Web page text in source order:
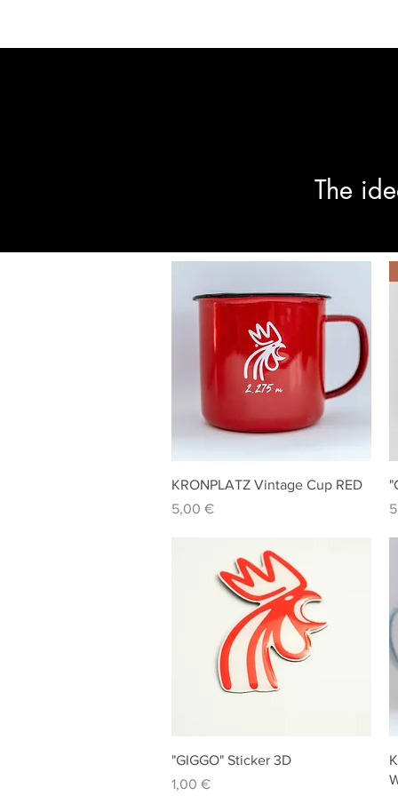
The
Schnellansicht
KRONPLATZ Vintage Cup RED
Preis
5,00 €
Schnellansicht
"GIGGO" Sticker 3D
Preis
1,00 €